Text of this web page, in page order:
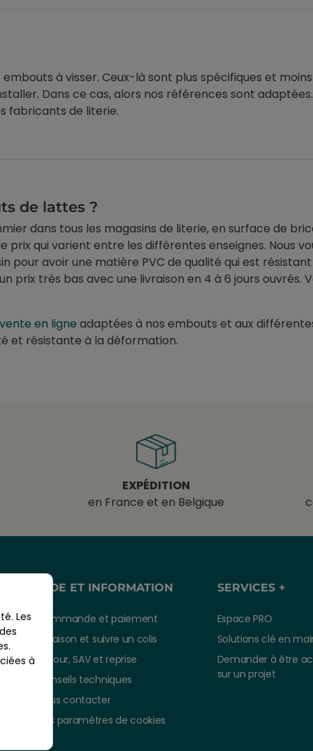
à visser. Ceux-là sont plus spécifiques et
Dans ce cas, alors nos références sont
fabricants de literie.
de lattes ?
dans tous les magasins de literie, en surface de
prix qui varient entre les différentes enseignes. Nous
pour avoir une matière PVC de qualité qui est
prix très bas avec une livraison en 4 à 6 jours ouvrés.
en ligne adaptées à nos embouts et aux
et résistante à la déformation.
EXPÉDITION
en France et en Belgique
AIDE ET INFORMATION
Commande et paiement
Livraison et suivre un colis
Retour, SAV et reprise
Conseils techniques
Nous contacter
Vos paramètres de cookies
SERVICES +
Espace PRO
Solutions clé en
Demander à être
sur un projet
Les
à